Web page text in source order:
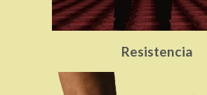
Resistencia